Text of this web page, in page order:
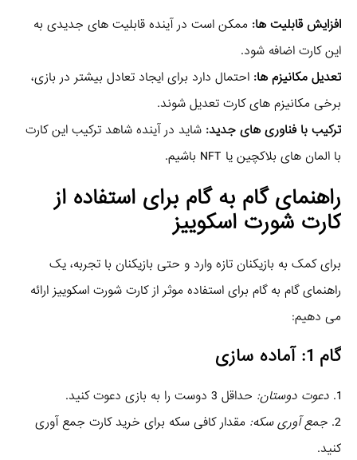
افزایش قابلیت‌ ها: ممکن است در آینده قابلیت‌ های جدیدی به
این کارت اضافه شود.
تعدیل مکانیزم‌ ها: احتمال دارد برای ایجاد تعادل بیشتر در بازی،
برخی مکانیزم‌ های کارت تعدیل شوند.
ترکیب با فناوری‌ های جدید: شاید در آینده شاهد ترکیب این کارت
با المان‌ های بلاکچین یا NFT باشیم.
راهنمای گام به گام برای استفاده از
کارت شورت اسکوییز
برای کمک به بازیکنان تازه‌ وارد و حتی بازیکنان با تجربه، یک
راهنمای گام به گام برای استفاده موثر از کارت شورت اسکوییز ارائه
می‌ دهیم:
گام 1: آماده‌ سازی
1. دعوت دوستان: حداقل 3 دوست را به بازی دعوت کنید.
2. جمع‌ آوری سکه: مقدار کافی سکه برای خرید کارت جمع‌ آوری
کنید.